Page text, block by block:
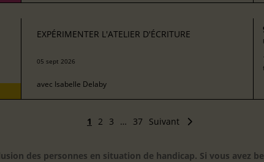
EXPÉRIMENTER L'ATELIER D'ÉCRITURE
05 sept 2026
avec Isabelle Delaby
1 2 3 … 37 Suivant
des personnes en situation de handicap. Si vous avez